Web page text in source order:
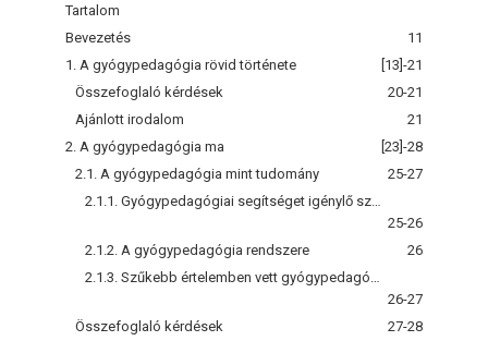
Tartalom
Bevezetés
11
1. A gyógypedagógia rövid története
[13]-21
Összefoglaló kérdések
20-21
Ajánlott irodalom
21
2. A gyógypedagógia ma
[23]-28
2.1. A gyógypedagógia mint tudomány
25-27
25-26
2.1.2. A gyógypedagógia rendszere
26
26-27
Összefoglaló kérdések
27-28